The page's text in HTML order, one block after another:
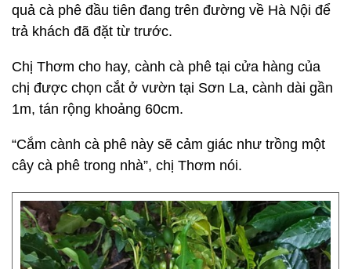
quả cà phê đầu tiên đang trên đường về Hà Nội để
trả khách đã đặt từ trước.
Chị Thơm cho hay, cành cà phê tại cửa hàng của
chị được chọn cắt ở vườn tại Sơn La, cành dài gần
1m, tán rộng khoảng 60cm.
“Cắm cành cà phê này sẽ cảm giác như trồng một
cây cà phê trong nhà”, chị Thơm nói.